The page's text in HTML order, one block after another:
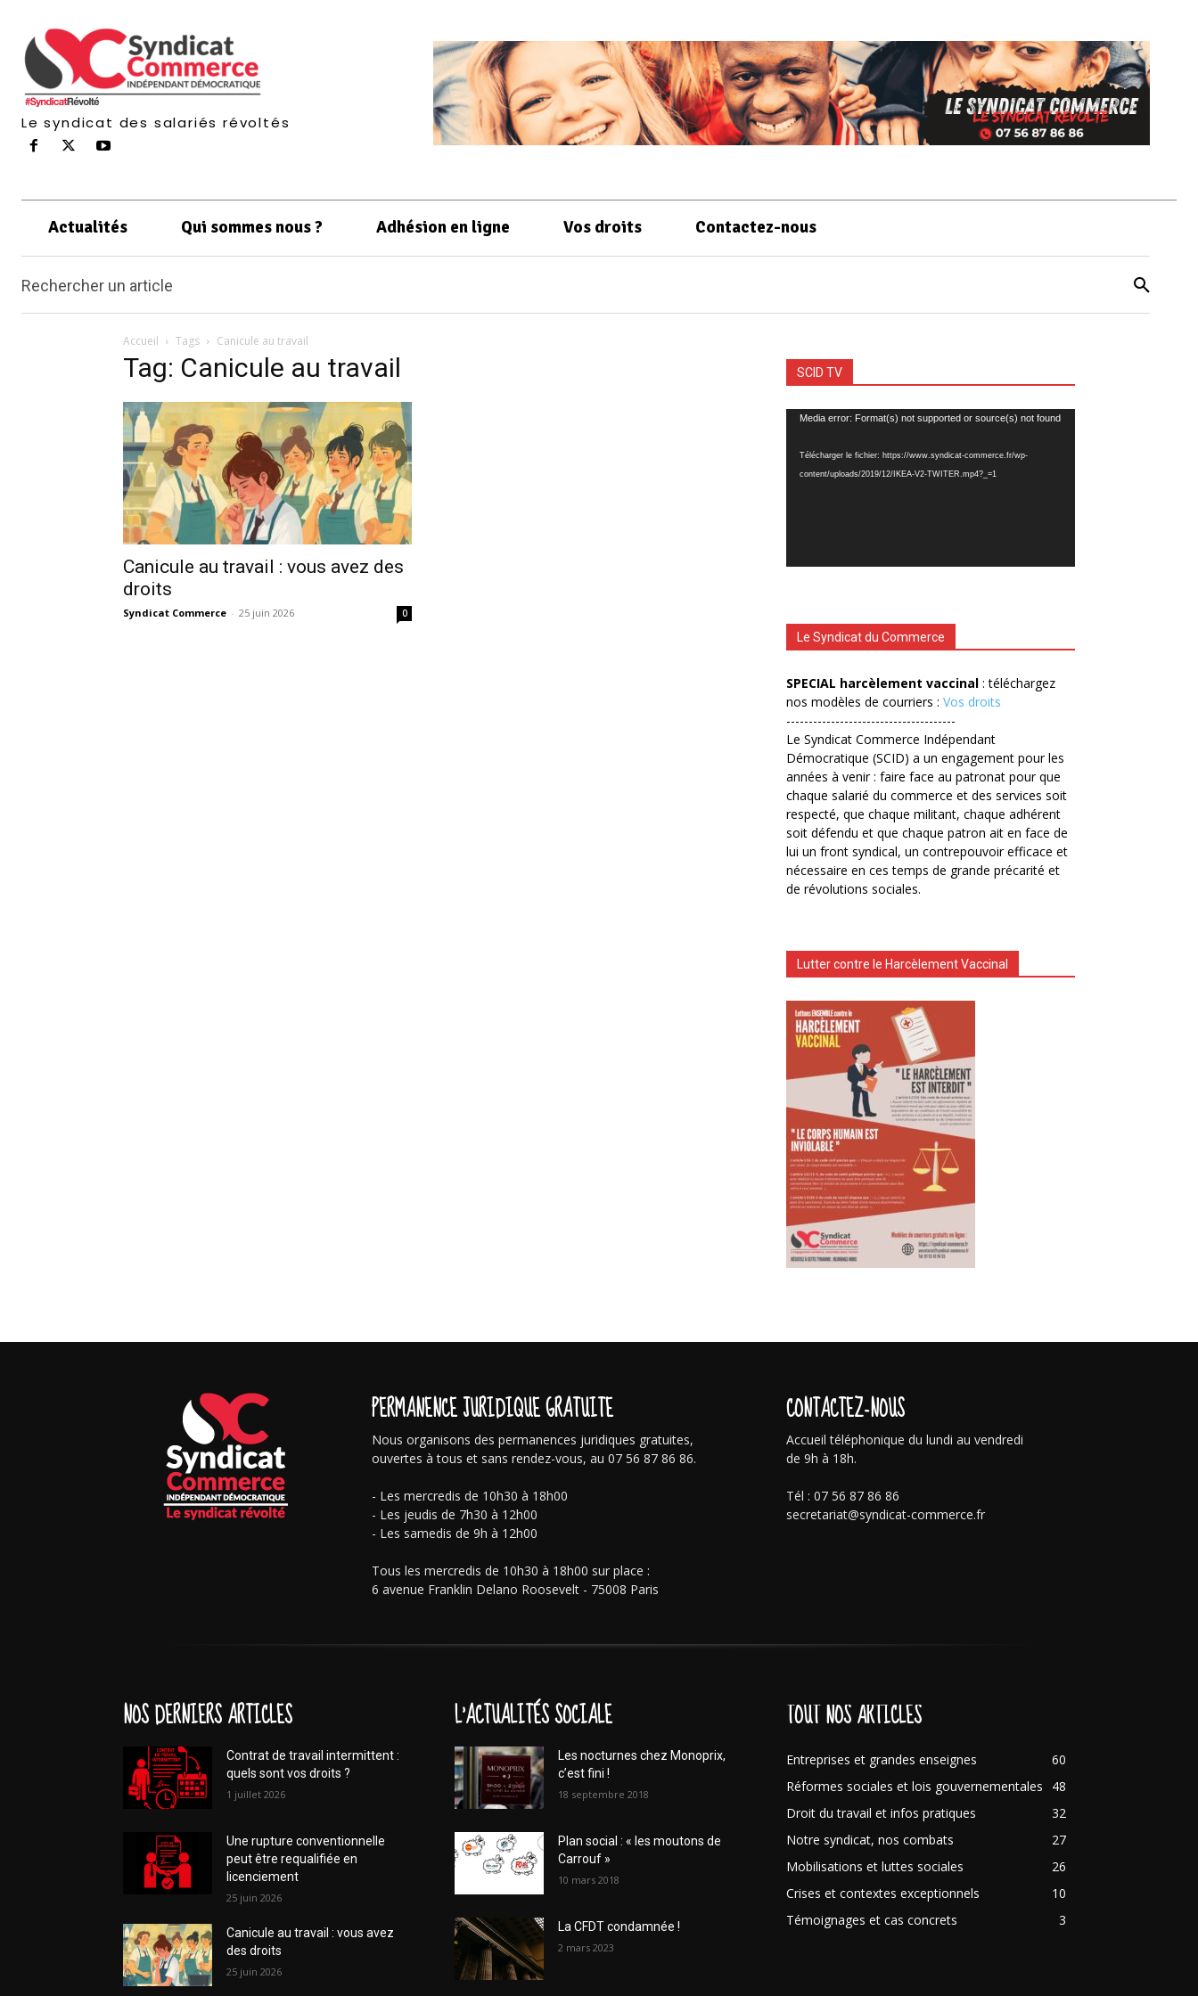
Le syndicat des salariés révoltés
Actualités Qui sommes nous ? Adhésion en ligne Vos droits Contactez-nous
Rechercher un article
Accueil Tags Canicule au travail
Tag: Canicule au travail
Canicule au travail : vous avez des
droits
Syndicat Commerce - 25 juin 2026 0
SCID TV
Lecteur
Media error: Format(s) not supported or source(s) not found
Télécharger le fichier: https://www.syndicat-commerce.fr/wp-
content/uploads/2019/12/IKEA-V2-TWITER.mp4?_=1
Le Syndicat du Commerce
SPECIAL harcèlement vaccinal : téléchargez
nos modèles de courriers : Vos droits
--------------------------------------
Le Syndicat Commerce Indépendant
Démocratique (SCID) a un engagement pour les
années à venir : faire face au patronat pour que
chaque salarié du commerce et des services soit
respecté, que chaque militant, chaque adhérent
soit défendu et que chaque patron ait en face de
lui un front syndical, un contrepouvoir efficace et
nécessaire en ces temps de grande précarité et
de révolutions sociales.
Lutter contre le Harcèlement Vaccinal
PERMANENCE JURIDIQUE GRATUITE
Nous organisons des permanences juridiques gratuites,
ouvertes à tous et sans rendez-vous, au 07 56 87 86 86.
- Les mercredis de 10h30 à 18h00
- Les jeudis de 7h30 à 12h00
- Les samedis de 9h à 12h00
Tous les mercredis de 10h30 à 18h00 sur place :
6 avenue Franklin Delano Roosevelt - 75008 Paris
CONTACTEZ-NOUS
Accueil téléphonique du lundi au vendredi
de 9h à 18h.
Tél : 07 56 87 86 86
secretariat@syndicat-commerce.fr
NOS DERNIERS ARTICLES
Contrat de travail intermittent :
quels sont vos droits ?
1 juillet 2026
Une rupture conventionnelle
peut être requalifiée en
licenciement
25 juin 2026
Canicule au travail : vous avez
des droits
25 juin 2026
L'ACTUALITÉS SOCIALE
Les nocturnes chez Monoprix,
c’est fini !
18 septembre 2018
Plan social : « les moutons de
Carrouf »
10 mars 2018
La CFDT condamnée !
2 mars 2023
TOUT NOS ARTICLES
Entreprises et grandes enseignes
60
Réformes sociales et lois gouvernementales
48
Droit du travail et infos pratiques
32
Notre syndicat, nos combats
27
Mobilisations et luttes sociales
26
Crises et contextes exceptionnels
10
Témoignages et cas concrets
3